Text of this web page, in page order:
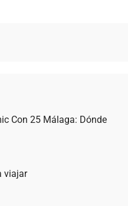
Con 25 Málaga: Dónde
viajar